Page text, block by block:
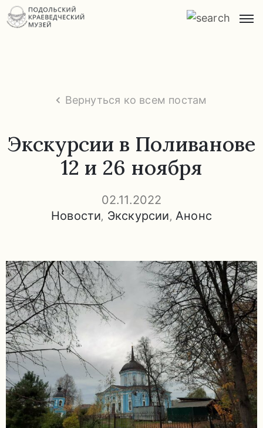
экскурсии
Прейскурант
задаваемые
вопросы
Документы
Контакты
Вернуться ко всем постам
Экскурсии в Поливанове
12 и 26 ноября
02.11.2022
Новости‚ Экскурсии‚Анонс